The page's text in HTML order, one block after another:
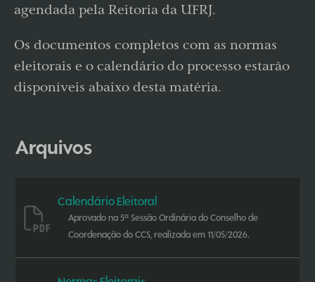
agendada pela Reitoria da UFRJ.
Os documentos completos com as normas
eleitorais e o calendário do processo estarão
disponíveis abaixo desta matéria.
Arquivos
Calendário Eleitoral
Aprovado na 5ª Sessão Ordinária do Conselho de
Coordenação do CCS, realizada em 11/05/2026.